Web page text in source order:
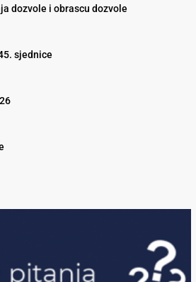
dozvole i obrascu dozvole
sjednice